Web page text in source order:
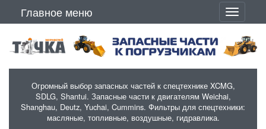
Главное меню
Toggle
Огромный выбор запасных частей к спецтехнике XCMG,
SDLG, Shantui. Запасные части к двигателям Weichai,
Shanghau, Deutz, Yuchai, Cummins. Фильтры для спецтехники:
масляные, топливные, воздушные, гидравлика.